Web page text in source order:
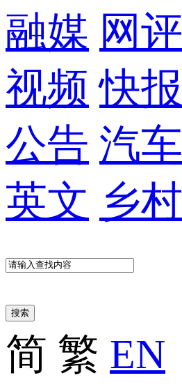
融媒 网评
视频 快报
公告 汽车
英文 乡村
搜索
简 繁 EN